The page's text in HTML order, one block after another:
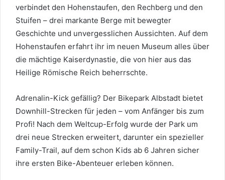
verbindet den Hohenstaufen, den Rechberg und den
Stuifen – drei markante Berge mit bewegter
Geschichte und unvergesslichen Aussichten. Auf dem
Hohenstaufen erfahrt ihr im neuen Museum alles über
die mächtige Kaiserdynastie, die von hier aus das
Heilige Römische Reich beherrschte.
Adrenalin-Kick gefällig? Der Bikepark Albstadt bietet
Downhill-Strecken für jeden – vom Anfänger bis zum
Profi! Nach dem Weltcup-Erfolg wurde der Park um
drei neue Strecken erweitert, darunter ein spezieller
Family-Trail, auf dem schon Kids ab 6 Jahren sicher
ihre ersten Bike-Abenteuer erleben können.